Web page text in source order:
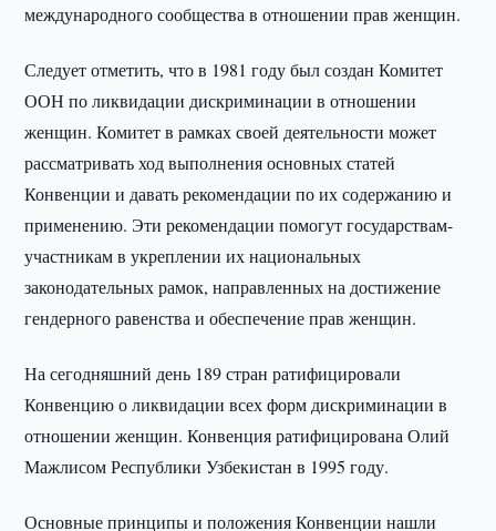
международного сообщества в отношении прав женщин.
Следует отметить, что в 1981 году был создан Комитет
ООН по ликвидации дискриминации в отношении
женщин. Комитет в рамках своей деятельности может
рассматривать ход выполнения основных статей
Конвенции и давать рекомендации по их содержанию и
применению. Эти рекомендации помогут государствам-
участникам в укреплении их национальных
законодательных рамок, направленных на достижение
гендерного равенства и обеспечение прав женщин.
На сегодняшний день 189 стран ратифицировали
Конвенцию о ликвидации всех форм дискриминации в
отношении женщин. Конвенция ратифицирована Олий
Мажлисом Республики Узбекистан в 1995 году.
Основные принципы и положения Конвенции нашли